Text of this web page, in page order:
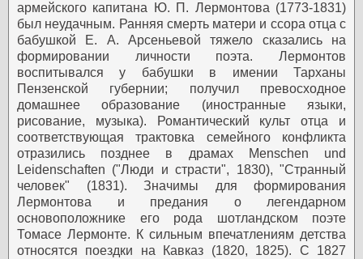
армейского капитана Ю. П. Лермонтова (1773-1831)
был неудачным. Ранняя смерть матери и ссора отца с
бабушкой Е. А. Арсеньевой тяжело сказались на
формировании личности поэта. Лермонтов
воспитывался у бабушки в имении Тарханы
Пензенской губернии; получил превосходное
домашнее образование (иностранные языки,
рисование, музыка). Романтический культ отца и
соответствующая трактовка семейного конфликта
отразились позднее в драмах Menschen und
Leidenschaften ("Люди и страсти", 1830), "Странный
человек" (1831). Значимы для формирования
Лермонтова и предания о легендарном
основоположнике его рода шотландском поэте
Томасе Лермонте. К сильным впечатлениям детства
относятся поездки на Кавказ (1820, 1825).
С 1827